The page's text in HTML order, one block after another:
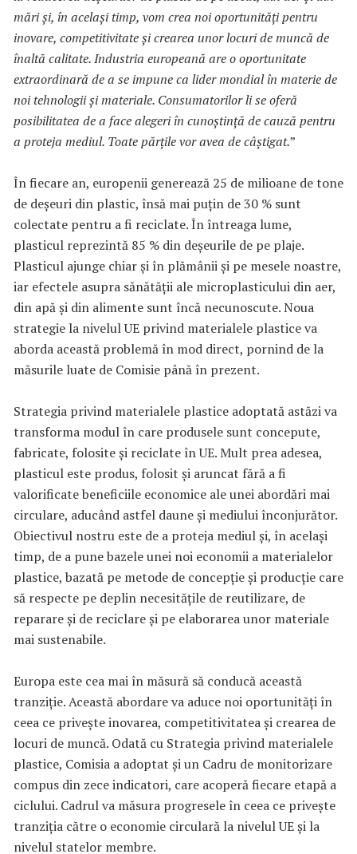
mări și, în același timp, vom crea noi oportunități pentru
inovare, competitivitate și crearea unor locuri de muncă de
înaltă calitate. Industria europeană are o oportunitate
extraordinară de a se impune ca lider mondial în materie de
noi tehnologii și materiale. Consumatorilor li se oferă
posibilitatea de a face alegeri în cunoștință de cauză pentru
a proteja mediul. Toate părțile vor avea de câștigat.”
În fiecare an, europenii generează 25 de milioane de tone
de deșeuri din plastic, însă mai puțin de 30 % sunt
colectate pentru a fi reciclate. În întreaga lume,
plasticul reprezintă 85 % din deșeurile de pe plaje.
Plasticul ajunge chiar și în plămânii și pe mesele noastre,
iar efectele asupra sănătății ale microplasticului din aer,
din apă și din alimente sunt încă necunoscute. Noua
strategie la nivelul UE privind materialele plastice va
aborda această problemă în mod direct, pornind de la
măsurile luate de Comisie până în prezent.
Strategia privind materialele plastice adoptată astăzi va
transforma modul în care produsele sunt concepute,
fabricate, folosite și reciclate în UE. Mult prea adesea,
plasticul este produs, folosit și aruncat fără a fi
valorificate beneficiile economice ale unei abordări mai
circulare, aducând astfel daune și mediului înconjurător.
Obiectivul nostru este de a proteja mediul și, în același
timp, de a pune bazele unei noi economii a materialelor
plastice, bazată pe metode de concepție și producție care
să respecte pe deplin necesitățile de reutilizare, de
reparare și de reciclare și pe elaborarea unor materiale
mai sustenabile.
Europa este cea mai în măsură să conducă această
tranziție. Această abordare va aduce noi oportunități în
ceea ce privește inovarea, competitivitatea și crearea de
locuri de muncă. Odată cu Strategia privind materialele
plastice, Comisia a adoptat și un Cadru de monitorizare
compus din zece indicatori, care acoperă fiecare etapă a
ciclului. Cadrul va măsura progresele în ceea ce privește
tranziția către o economie circulară la nivelul UE și la
nivelul statelor membre.